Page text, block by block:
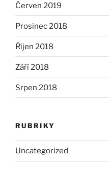
Červen 2019
Prosinec 2018
Říjen 2018
Září 2018
Srpen 2018
RUBRIKY
Uncategorized